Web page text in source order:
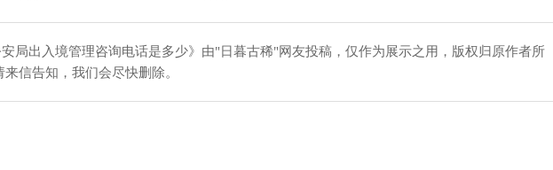
局出入境管理咨询电话是多少》由"日暮古稀"网友投稿，仅作为展示之用，版权归原作者所
信告知，我们会尽快删除。